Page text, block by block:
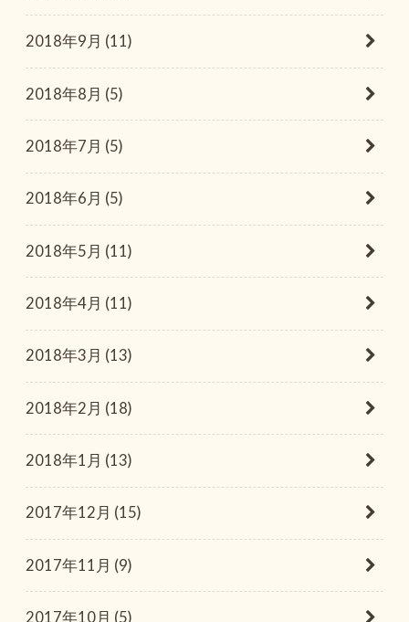
2018年9月 (11)
2018年8月 (5)
2018年7月 (5)
2018年6月 (5)
2018年5月 (11)
2018年4月 (11)
2018年3月 (13)
2018年2月 (18)
2018年1月 (13)
2017年12月 (15)
2017年11月 (9)
2017年10月 (5)